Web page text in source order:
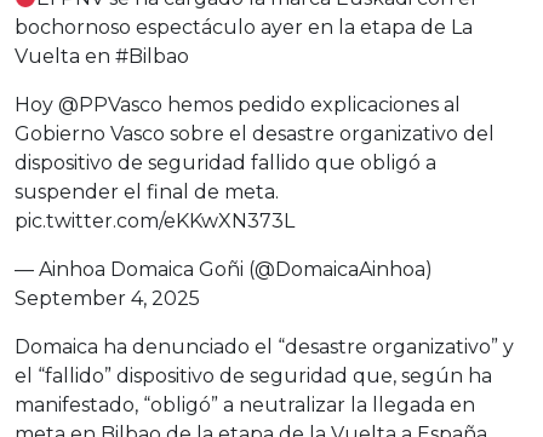
bochornoso espectáculo ayer en la etapa de La
Vuelta en #Bilbao
Hoy @PPVasco hemos pedido explicaciones al
Gobierno Vasco sobre el desastre organizativo del
dispositivo de seguridad fallido que obligó a
suspender el final de meta.
pic.twitter.com/eKKwXN373L
— Ainhoa Domaica Goñi (@DomaicaAinhoa)
September 4, 2025
Domaica ha denunciado el “desastre organizativo” y
el “fallido” dispositivo de seguridad que, según ha
manifestado, “obligó” a neutralizar la llegada en